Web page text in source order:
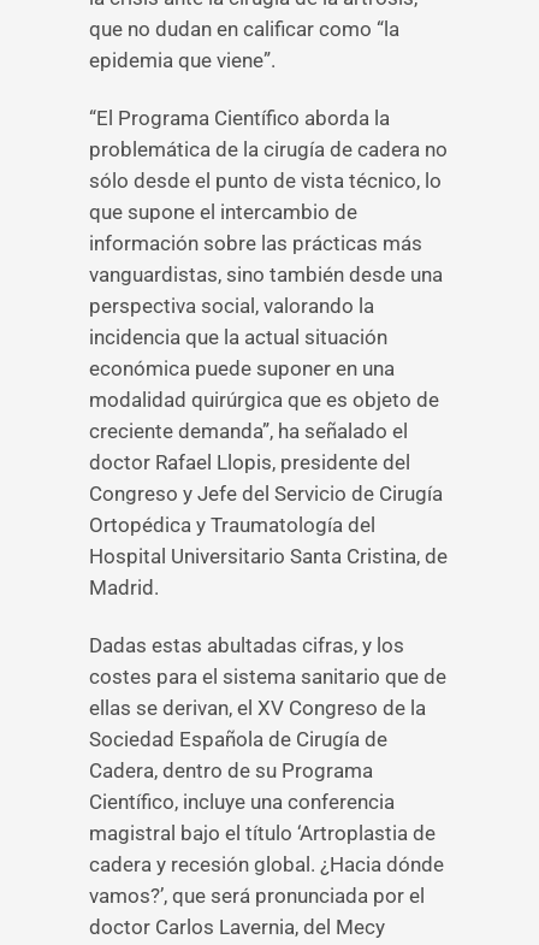
que no dudan en calificar como “la
epidemia que viene”.
“El Programa Científico aborda la
problemática de la cirugía de cadera no
sólo desde el punto de vista técnico, lo
que supone el intercambio de
información sobre las prácticas más
vanguardistas, sino también desde una
perspectiva social, valorando la
incidencia que la actual situación
económica puede suponer en una
modalidad quirúrgica que es objeto de
creciente demanda”, ha señalado el
doctor Rafael Llopis, presidente del
Congreso y Jefe del Servicio de Cirugía
Ortopédica y Traumatología del
Hospital Universitario Santa Cristina, de
Madrid.
Dadas estas abultadas cifras, y los
costes para el sistema sanitario que de
ellas se derivan, el XV Congreso de la
Sociedad Española de Cirugía de
Cadera, dentro de su Programa
Científico, incluye una conferencia
magistral bajo el título ‘Artroplastia de
cadera y recesión global. ¿Hacia dónde
vamos?’, que será pronunciada por el
doctor Carlos Lavernia, del Mecy